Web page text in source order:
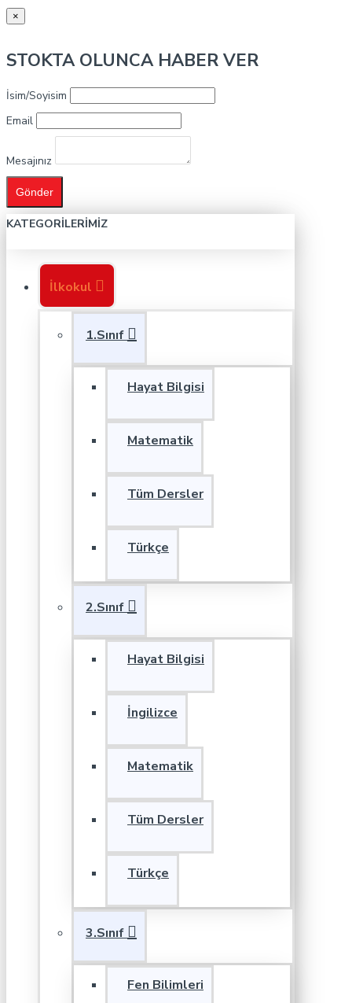
×
STOKTA OLUNCA HABER VER
İsim/Soyisim
Email
Mesajınız
Gönder
KATEGORILERIMIZ
İlkokul
1.Sınıf
Hayat Bilgisi
Matematik
Tüm Dersler
Türkçe
2.Sınıf
Hayat Bilgisi
İngilizce
Matematik
Tüm Dersler
Türkçe
3.Sınıf
Fen Bilimleri